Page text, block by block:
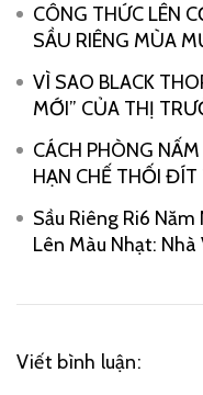
CÔNG THỨC LÊN
SẦU RIÊNG MÙA
VÌ SAO BLACK
MỚI” CỦA THỊ
CÁCH PHÒNG
HẠN CHẾ THỐI ĐÍT
Sầu Riêng Ri6
Lên Màu Nhạt: Nhà
Viết bình luận: